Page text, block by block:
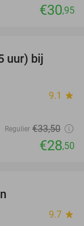
€30,95
uur) bij
9.1 star
Regulier €33,50
€28,50
9.7 star